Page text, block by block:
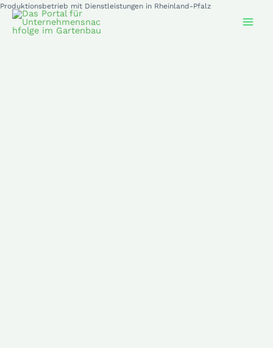
Zum
Inhalt
Produktionsbetrieb mit Dienstleistungen in Rheinland-Pfalz